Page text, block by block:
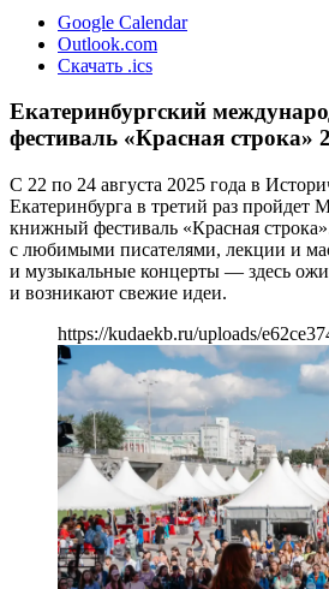
Google Calendar
Outlook.com
Скачать .ics
Екатеринбургский
фестиваль «Красная строка»
С 22 по 24 августа 2025 года в
Екатеринбурга в третий раз пройдет
книжный фестиваль «Красная
с любимыми писателями, лекции и
и музыкальные концерты — здесь
и возникают свежие идеи.
https://kudaekb.ru/uploads/